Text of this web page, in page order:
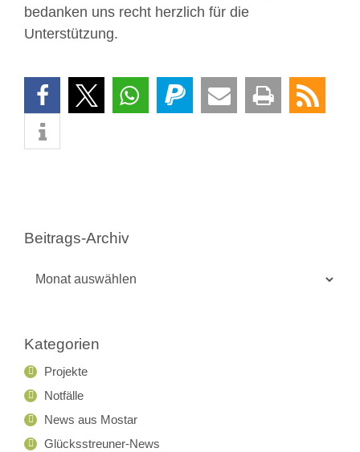
bedanken uns recht herzlich für die
Unterstützung.
Beitrags-Archiv
Kategorien
Projekte
Notfälle
News aus Mostar
Glücksstreuner-News